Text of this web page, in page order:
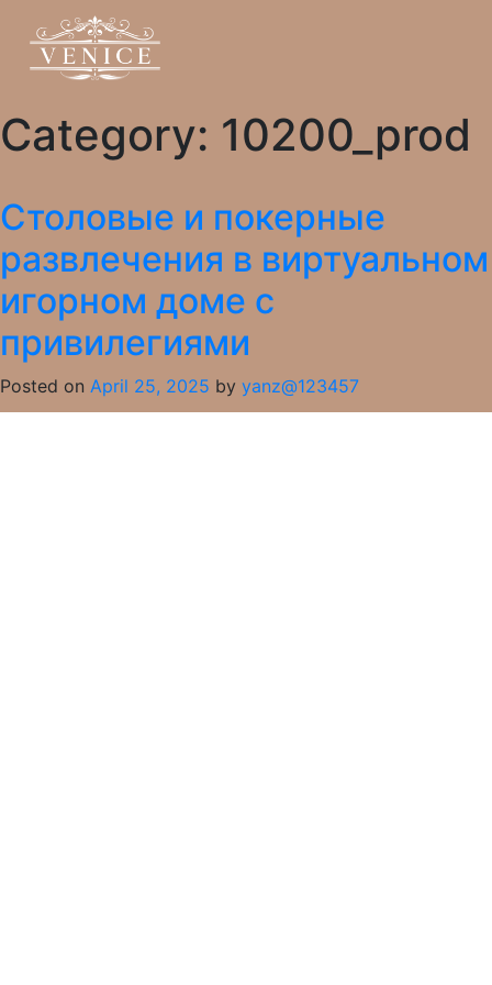
Category: 10200_prod
Столовые и покерные
развлечения в виртуальном
игорном доме с
привилегиями
Posted on April 25, 2025 by yanz@123457